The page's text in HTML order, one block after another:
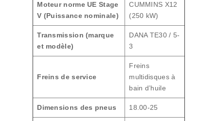
Moteur norme UE Stage
V (Puissance nominale)
CUMMINS X12
(250 kW)
Transmission (marque
et modèle)
DANA TE30 / 5-
3
Freins de service
Freins
multidisques à
bain d’huile
Dimensions des pneus 18.00-25